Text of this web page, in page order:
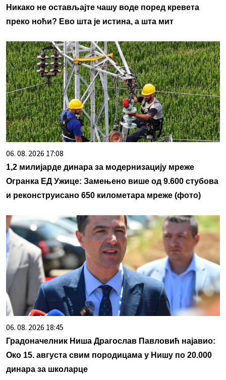
Никако не остављајте чашу воде поред кревета
преко ноћи? Ево шта је истина, а шта мит
06. 08. 2026 17:08
1,2 милијарде динара за модернизацију мреже
Огранка ЕД Ужице: Замењено више од 9.600 стубова
и реконструисано 650 километара мреже (фото)
06. 08. 2026 18:45
Градоначелник Ниша Драгослав Павловић најавио:
Око 15. августа свим породицама у Нишу по 20.000
динара за школарце